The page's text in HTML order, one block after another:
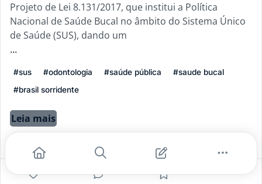
Projeto de Lei 8.131/2017, que institui a Política
Nacional de Saúde Bucal no âmbito do Sistema Único
de Saúde (SUS), dando um
...
#sus #odontologia #saúde pública
#saude bucal
#brasil sorridente
Leia mais